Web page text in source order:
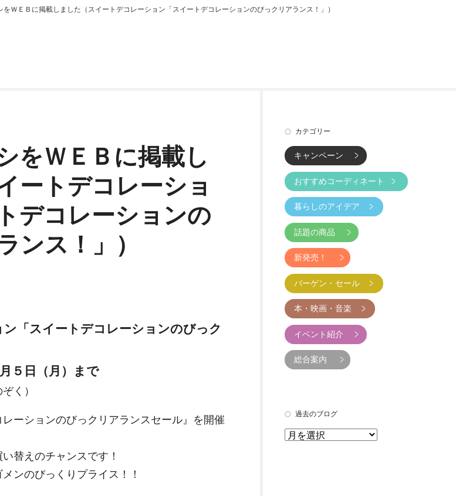
をＷＥＢに掲載しました（スイートデコレーション「スイートデコレーションのびっクリアランス！」）
をＷＥＢに掲載し
ートデコレーショ
デコレーションの
ンス！」）
「スイートデコレーションのびっク
５日（月）まで
く）
ーションのびっクリアランスセール』を開催
替えのチャンスです！
ンのびっくりプライス！！
カテゴリー
キャンペーン
おすすめコーディネート
暮らしのアイデア
話題の商品
新発売！
バーゲン・セール
本・映画・音楽
イベント紹介
総合案内
過去のブログ